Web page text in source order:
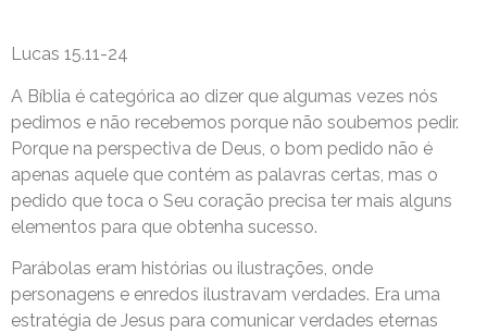
Lucas 15.11-24
A Bíblia é categórica ao dizer que algumas vezes nós
pedimos e não recebemos porque não soubemos pedir.
Porque na perspectiva de Deus, o bom pedido não é
apenas aquele que contém as palavras certas, mas o
pedido que toca o Seu coração precisa ter mais alguns
elementos para que obtenha sucesso.
Parábolas eram histórias ou ilustrações, onde
personagens e enredos ilustravam verdades. Era uma
estratégia de Jesus para comunicar verdades eternas